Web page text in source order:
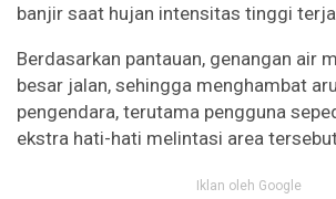
banjir saat hujan intensitas tinggi
Berdasarkan pantauan, genangan air
besar jalan, sehingga menghambat
pengendara, terutama pengguna
ekstra hati-hati melintasi area
Iklan oleh Google